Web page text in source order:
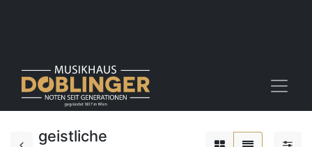
geistliche